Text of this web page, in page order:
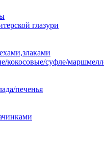
глазури
кокосовые/суфле/
печенья